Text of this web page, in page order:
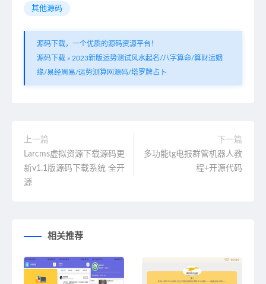
其他源码
源码下载，一个优质的源码资源平台！
源码下载 » 2023新版运势测试风水起名/八字算命/算财运姻
缘/易经周易/运势测算网源码/塔罗牌占卜
上一篇
Larcms虚拟资源下载源码更
新v1.1版源码下载系统 全开
源
下一篇
多功能tg电报群管机器人教
程+开源代码
相关推荐